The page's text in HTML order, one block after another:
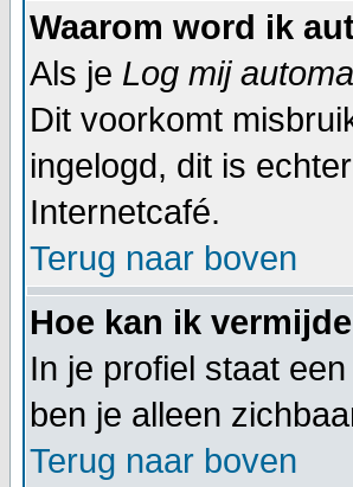
Waarom word ik
Als je Log mij
Dit voorkomt
ingelogd, dit is
Internetcafé.
Terug naar boven
Hoe kan ik
In je profiel staat
ben je alleen
Terug naar boven